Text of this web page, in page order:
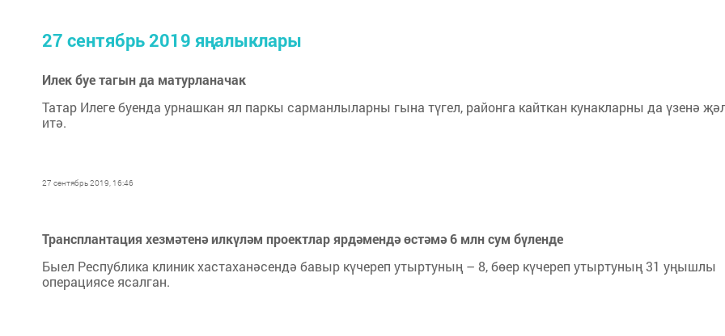
27 сентябрь 2019 яңалыклары
Илек буе тагын да матурланачак
Татар Илеге буенда урнашкан ял паркы сарманлыларны гына түгел, районга кайткан кунакларны да үзенә
итә.
27 сентябрь 2019, 16:46
Трансплантация хезмәтенә илкүләм проектлар ярдәмендә өстәмә 6 млн сум бүленде
Быел Республика клиник хастаханәсендә бавыр күчереп утыртуның – 8, бөер күчереп утыртуның 31 уңышлы
операциясе ясалган.